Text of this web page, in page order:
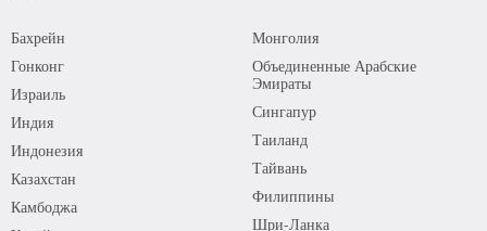
Бахрейн
Гонконг
Израиль
Индия
Индонезия
Казахстан
Камбоджа
Монголия
Объединенные Арабские
Эмираты
Сингапур
Таиланд
Тайвань
Филиппины
Шри-Ланка